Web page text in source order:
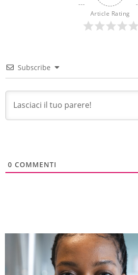
Article Rating
Subscribe
0 COMMENTI